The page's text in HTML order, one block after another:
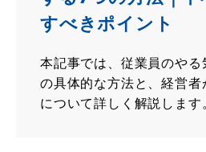
すべきポイント
本記事では、従業員のや
の具体的な方法と、経営
について詳しく解説します。